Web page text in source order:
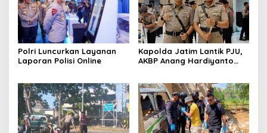
Polri Luncurkan Layanan
Laporan Polisi Online
Kapolda Jatim Lantik PJU,
AKBP Anang Hardiyanto